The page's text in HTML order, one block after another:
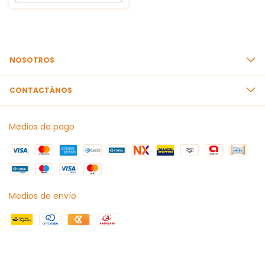
NOSOTROS
CONTACTÁNOS
Medios de pago
Medios de envío